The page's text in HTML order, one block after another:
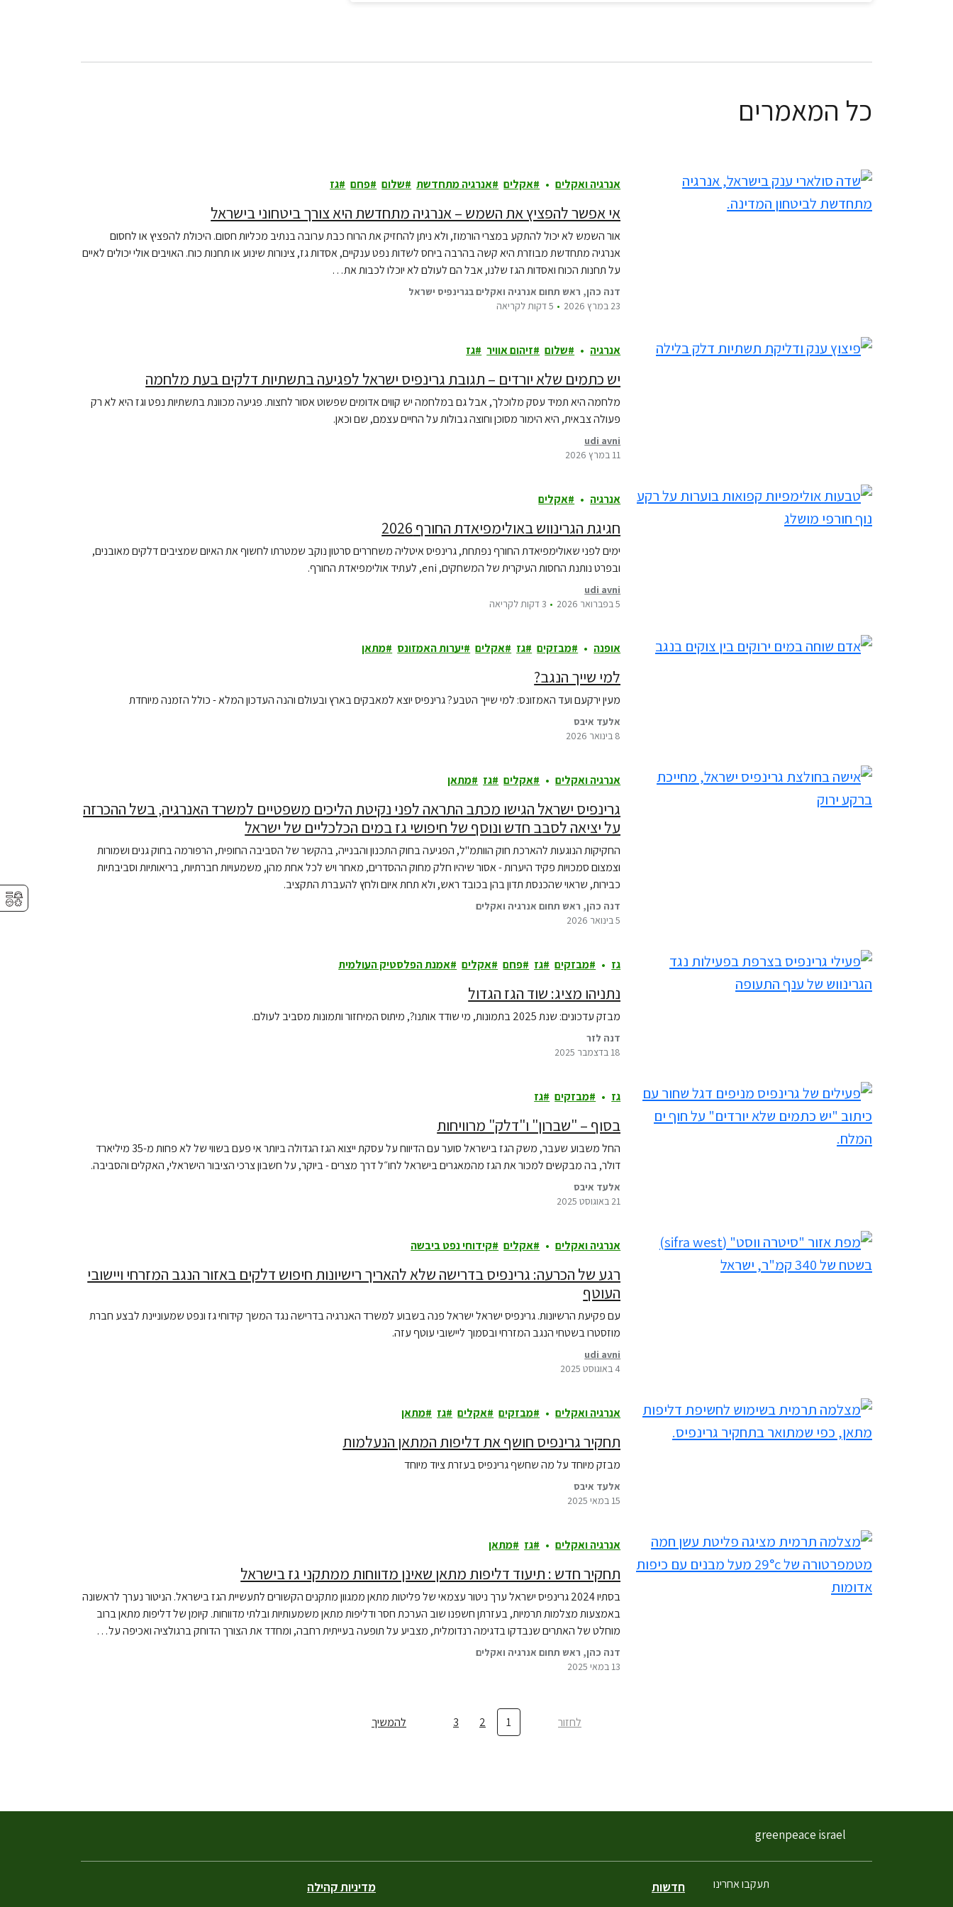
כל המאמרים
אנרגיה ואקלים אקלים אנרגיה מתחדשת שלום פחם גז
אי אפשר להפציץ את השמש – אנרגיה מתחדשת היא צורך ביטחוני בישראל
אור השמש לא יכול להתקע במצרי הורמוז, ולא ניתן להחזיק את הרוח כבת ערובה בנתיב מכליות חסום. היכולת להפציץ או לחסום
אנרגיה מתחדשת מבוזרת היא קשה בהרבה ביחס לשדות נפט ענקיים, אסדות גז, צינורות שינוע או תחנות כוח. האויבים אולי יכולים לאיים
על תחנות הכוח ואסדות הגז שלנו, אבל הם לעולם לא יוכלו לכבות את…
דנה כהן, ראש תחום אנרגיה ואקלים בגרינפיס ישראל
23 במרץ 2026
5 דקות לקריאה
אנרגיה שלום זיהום אוויר גז
יש כתמים שלא יורדים – תגובת גרינפיס ישראל לפגיעה בתשתיות דלקים בעת מלחמה
מלחמה היא תמיד עסק מלוכלך, אבל גם במלחמה יש קווים אדומים שפשוט אסור לחצות. פגיעה מכוונת בתשתיות נפט וגז היא לא רק
פעולה צבאית, היא הימור מסוכן וחוצה גבולות על החיים עצמם, שם וכאן.
udi avni
11 במרץ 2026
אנרגיה אקלים
חגיגת הגרינווש באולימפיאדת החורף 2026
ימים לפני שאולימפיאדת החורף נפתחת, גרינפיס איטליה משחררים סרטון נוקב שמטרתו לחשוף את האיום שמציבים דלקים מאובנים,
ובפרט נותנת החסות העיקרית של המשחקים, eni, לעתיד אולימפיאדת החורף.
udi avni
5 בפברואר 2026
3 דקות לקריאה
אופנה מבזקים גז אקלים יערות האמזונס מתאן
למי שייך הנגב?
מעין ירקעם ועד האמזונס: למי שייך הטבע? גרינפיס יוצא למאבקים בארץ ובעולם והנה העדכון המלא - כולל הזמנה מיוחדת
אלעד איבס
8 בינואר 2026
אנרגיה ואקלים אקלים גז מתאן
גרינפיס ישראל הגישו מכתב התראה לפני נקיטת הליכים משפטיים למשרד האנרגיה, בשל ההכרזה
על יציאה לסבב חדש ונוסף של חיפושי גז במים הכלכליים של ישראל
החקיקות הנוגעות להארכת חוק הוותמ"ל, הפגיעה בחוק התכנון והבנייה, בהקשר של הסביבה החופית, הרפורמה בחוק גנים ושמורות
וצמצום סמכויות פקיד היערות - אסור שיהיו חלק מחוק ההסדרים, מאחר ויש לכל אחת מהן, משמעויות חברתיות, בריאותיות וסביבתיות
כבירות, שראוי שהכנסת תדון בהן בכובד ראש, ולא תחת איום ולחץ להעברת התקציב.
דנה כהן, ראש תחום אנרגיה ואקלים
5 בינואר 2026
גז מבזקים גז פחם אקלים אמנת הפלסטיק העולמית
נתניהו מציג: שוד הגז הגדול
מבזק עדכונים: שנת 2025 בתמונות, מי שודד אותנו?, מיתוס המיחזור ותמונות מסביב לעולם.
דנה לזר
18 בדצמבר 2025
גז מבזקים גז
בסוף – "שברון" ו"דלק" מרוויחות
החל משבוע שעבר, משק הגז בישראל סוער עם הדיווח על עסקת ייצוא הגז הגדולה ביותר אי פעם בשווי של לא פחות מ-35 מיליארד
דולר, בה מבקשים למכור את הגז מהמאגרים בישראל לחו״ל דרך מצרים - ביוקר, על חשבון צרכי הציבור הישראלי, האקלים והסביבה.
אלעד איבס
21 באוגוסט 2025
אנרגיה ואקלים אקלים קידוחי נפט ביבשה
רגע של הכרעה: גרינפיס בדרישה שלא להאריך רישיונות חיפוש דלקים באזור הנגב המזרחי ויישובי
העוטף
עם פקיעת הרשיונות. גרינפיס ישראל ישראל פנה בשבוע למשרד האנרגיה בדרישה נגד המשך קידוחי גז ונפט שמעוניינת לבצע חברת
מוזסטרו בשטחי הנגב המזרחי ובסמוך ליישובי עוטף עזה.
udi avni
4 באוגוסט 2025
אנרגיה ואקלים מבזקים אקלים גז מתאן
תחקיר גרינפיס חושף את דליפות המתאן הנעלמות
מבזק מיוחד על מה שחשף גרינפיס בעזרת ציוד מיוחד
אלעד איבס
15 במאי 2025
אנרגיה ואקלים גז מתאן
תחקיר חדש : תיעוד דליפות מתאן שאינן מדווחות ממתקני גז בישראל
בסתיו 2024 גרינפיס ישראל ערך ניטור עצמאי של פליטות מתאן ממגוון מתקנים הקשורים לתעשיית הגז בישראל. הניטור נערך לראשונה
באמצעות מצלמות תרמיות, בעזרתן חשפנו שוב הערכת חסר ודליפות מתאן משמעותיות ובלתי מדווחות. קיומן של דליפות מתאן ברוב
מוחלט של האתרים שנבדקו בדגימה רנדומלית, מצביע על תופעה בעייתית רחבה, ומחדד את הצורך הדוחק ברגולציה ואכיפה על…
דנה כהן, ראש תחום אנרגיה ואקלים
13 במאי 2025
לחזור 1
2
3 להמשיך
תעקבו אחרינו חדשות מדיניות קהילה
⚥︎